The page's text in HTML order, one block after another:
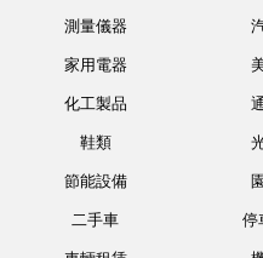
測量儀器
家用電器
化工製品
鞋類
節能設備
二手車 停